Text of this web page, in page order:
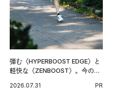
弾む〈HYPERBOOST EDGE〉と
軽快な〈ZENBOOST〉。今の時
2026.07.31 PR